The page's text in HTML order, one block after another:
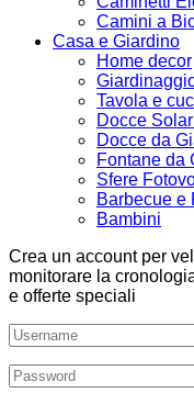
Camini a
Casa e Giardino
Home decor
Tavola e
Docce
Docce da
Fontane da
Sfere
Barbecue e
Bambini
Crea un account per
monitorare la
e offerte speciali